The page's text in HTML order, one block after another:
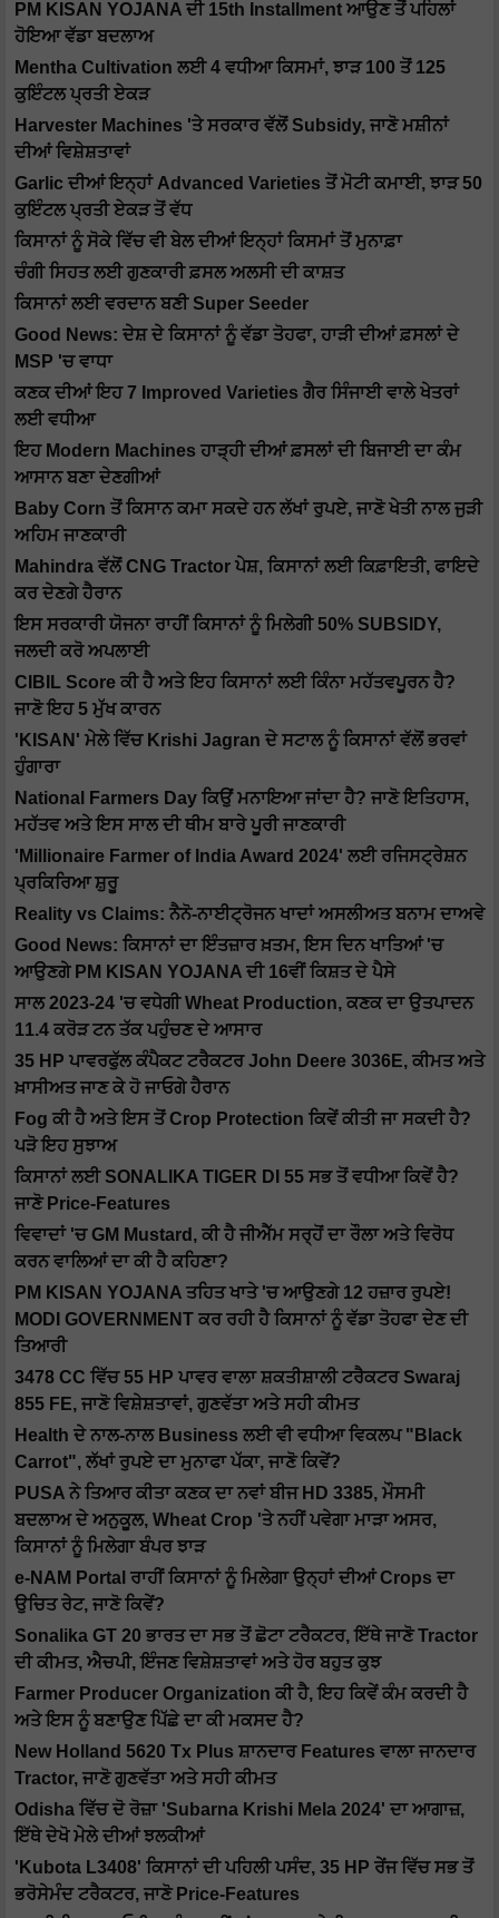
PM KISAN YOJANA ਦੀ 15th Installment ਆਉਣ ਤੋਂ ਪਹਿਲਾਂ
ਹੋਇਆ ਵੱਡਾ ਬਦਲਾਅ
Mentha Cultivation ਲਈ 4 ਵਧੀਆ ਕਿਸਮਾਂ, ਝਾੜ 100 ਤੋਂ 125
ਕੁਇੰਟਲ ਪ੍ਰਤੀ ਏਕੜ
Harvester Machines 'ਤੇ ਸਰਕਾਰ ਵੱਲੋਂ Subsidy, ਜਾਣੋ ਮਸ਼ੀਨਾਂ
ਦੀਆਂ ਵਿਸ਼ੇਸ਼ਤਾਵਾਂ
Garlic ਦੀਆਂ ਇਨ੍ਹਾਂ Advanced Varieties ਤੋਂ ਮੋਟੀ ਕਮਾਈ, ਝਾੜ 50
ਕੁਇੰਟਲ ਪ੍ਰਤੀ ਏਕੜ ਤੋਂ ਵੱਧ
ਕਿਸਾਨਾਂ ਨੂੰ ਸੋਕੇ ਵਿੱਚ ਵੀ ਬੇਲ ਦੀਆਂ ਇਨ੍ਹਾਂ ਕਿਸਮਾਂ ਤੋਂ ਮੁਨਾਫ਼ਾ
ਚੰਗੀ ਸਿਹਤ ਲਈ ਗੁਣਕਾਰੀ ਫ਼ਸਲ ਅਲਸੀ ਦੀ ਕਾਸ਼ਤ
ਕਿਸਾਨਾਂ ਲਈ ਵਰਦਾਨ ਬਣੀ Super Seeder
Good News: ਦੇਸ਼ ਦੇ ਕਿਸਾਨਾਂ ਨੂੰ ਵੱਡਾ ਤੋਹਫਾ, ਹਾੜੀ ਦੀਆਂ ਫ਼ਸਲਾਂ ਦੇ
MSP 'ਚ ਵਾਧਾ
ਕਣਕ ਦੀਆਂ ਇਹ 7 Improved Varieties ਗੈਰ ਸਿੰਜਾਈ ਵਾਲੇ ਖੇਤਰਾਂ
ਲਈ ਵਧੀਆ
ਇਹ Modern Machines ਹਾੜ੍ਹੀ ਦੀਆਂ ਫ਼ਸਲਾਂ ਦੀ ਬਿਜਾਈ ਦਾ ਕੰਮ
ਆਸਾਨ ਬਣਾ ਦੇਣਗੀਆਂ
Baby Corn ਤੋਂ ਕਿਸਾਨ ਕਮਾ ਸਕਦੇ ਹਨ ਲੱਖਾਂ ਰੁਪਏ, ਜਾਣੋ ਖੇਤੀ ਨਾਲ ਜੁੜੀ
ਅਹਿਮ ਜਾਣਕਾਰੀ
Mahindra ਵੱਲੋਂ CNG Tractor ਪੇਸ਼, ਕਿਸਾਨਾਂ ਲਈ ਕਿਫ਼ਾਇਤੀ, ਫਾਇਦੇ
ਕਰ ਦੇਣਗੇ ਹੈਰਾਨ
ਇਸ ਸਰਕਾਰੀ ਯੋਜਨਾ ਰਾਹੀਂ ਕਿਸਾਨਾਂ ਨੂੰ ਮਿਲੇਗੀ 50% SUBSIDY,
ਜਲਦੀ ਕਰੋ ਅਪਲਾਈ
CIBIL Score ਕੀ ਹੈ ਅਤੇ ਇਹ ਕਿਸਾਨਾਂ ਲਈ ਕਿੰਨਾ ਮਹੱਤਵਪੂਰਨ ਹੈ?
ਜਾਣੋ ਇਹ 5 ਮੁੱਖ ਕਾਰਨ
'KISAN' ਮੇਲੇ ਵਿੱਚ Krishi Jagran ਦੇ ਸਟਾਲ ਨੂੰ ਕਿਸਾਨਾਂ ਵੱਲੋਂ ਭਰਵਾਂ
ਹੁੰਗਾਰਾ
National Farmers Day ਕਿਉਂ ਮਨਾਇਆ ਜਾਂਦਾ ਹੈ? ਜਾਣੋ ਇਤਿਹਾਸ,
ਮਹੱਤਵ ਅਤੇ ਇਸ ਸਾਲ ਦੀ ਥੀਮ ਬਾਰੇ ਪੂਰੀ ਜਾਣਕਾਰੀ
'Millionaire Farmer of India Award 2024' ਲਈ ਰਜਿਸਟ੍ਰੇਸ਼ਨ
ਪ੍ਰਕਿਰਿਆ ਸ਼ੁਰੂ
Reality vs Claims: ਨੈਨੋ-ਨਾਈਟ੍ਰੋਜਨ ਖਾਦਾਂ ਅਸਲੀਅਤ ਬਨਾਮ ਦਾਅਵੇ
Good News: ਕਿਸਾਨਾਂ ਦਾ ਇੰਤਜ਼ਾਰ ਖ਼ਤਮ, ਇਸ ਦਿਨ ਖਾਤਿਆਂ 'ਚ
ਆਉਣਗੇ PM KISAN YOJANA ਦੀ 16ਵੀਂ ਕਿਸ਼ਤ ਦੇ ਪੈਸੇ
ਸਾਲ 2023-24 'ਚ ਵਧੇਗੀ Wheat Production, ਕਣਕ ਦਾ ਉਤਪਾਦਨ
11.4 ਕਰੋੜ ਟਨ ਤੱਕ ਪਹੁੰਚਣ ਦੇ ਆਸਾਰ
35 HP ਪਾਵਰਫੁੱਲ ਕੰਪੈਕਟ ਟਰੈਕਟਰ John Deere 3036E, ਕੀਮਤ ਅਤੇ
ਖ਼ਾਸੀਅਤ ਜਾਣ ਕੇ ਹੋ ਜਾਓਗੇ ਹੈਰਾਨ
Fog ਕੀ ਹੈ ਅਤੇ ਇਸ ਤੋਂ Crop Protection ਕਿਵੇਂ ਕੀਤੀ ਜਾ ਸਕਦੀ ਹੈ?
ਪੜੋ ਇਹ ਸੁਝਾਅ
ਕਿਸਾਨਾਂ ਲਈ SONALIKA TIGER DI 55 ਸਭ ਤੋਂ ਵਧੀਆ ਕਿਵੇਂ ਹੈ?
ਜਾਣੋ Price-Features
ਵਿਵਾਦਾਂ 'ਚ GM Mustard, ਕੀ ਹੈ ਜੀਐੱਮ ਸਰ੍ਹੋਂ ਦਾ ਰੌਲਾ ਅਤੇ ਵਿਰੋਧ
ਕਰਨ ਵਾਲਿਆਂ ਦਾ ਕੀ ਹੈ ਕਹਿਣਾ?
PM KISAN YOJANA ਤਹਿਤ ਖਾਤੇ 'ਚ ਆਉਣਗੇ 12 ਹਜ਼ਾਰ ਰੁਪਏ!
MODI GOVERNMENT ਕਰ ਰਹੀ ਹੈ ਕਿਸਾਨਾਂ ਨੂੰ ਵੱਡਾ ਤੋਹਫਾ ਦੇਣ ਦੀ
ਤਿਆਰੀ
3478 CC ਵਿੱਚ 55 HP ਪਾਵਰ ਵਾਲਾ ਸ਼ਕਤੀਸ਼ਾਲੀ ਟਰੈਕਟਰ Swaraj
855 FE, ਜਾਣੋ ਵਿਸ਼ੇਸ਼ਤਾਵਾਂ, ਗੁਣਵੱਤਾ ਅਤੇ ਸਹੀ ਕੀਮਤ
Health ਦੇ ਨਾਲ-ਨਾਲ Business ਲਈ ਵੀ ਵਧੀਆ ਵਿਕਲਪ "Black
Carrot", ਲੱਖਾਂ ਰੁਪਏ ਦਾ ਮੁਨਾਫਾ ਪੱਕਾ, ਜਾਣੋ ਕਿਵੇਂ?
PUSA ਨੇ ਤਿਆਰ ਕੀਤਾ ਕਣਕ ਦਾ ਨਵਾਂ ਬੀਜ HD 3385, ਮੌਸਮੀ
ਬਦਲਾਅ ਦੇ ਅਨੁਕੂਲ, Wheat Crop 'ਤੇ ਨਹੀਂ ਪਵੇਗਾ ਮਾੜਾ ਅਸਰ,
ਕਿਸਾਨਾਂ ਨੂੰ ਮਿਲੇਗਾ ਬੰਪਰ ਝਾੜ
e-NAM Portal ਰਾਹੀਂ ਕਿਸਾਨਾਂ ਨੂੰ ਮਿਲੇਗਾ ਉਨ੍ਹਾਂ ਦੀਆਂ Crops ਦਾ
ਉਚਿਤ ਰੇਟ, ਜਾਣੋ ਕਿਵੇਂ?
Sonalika GT 20 ਭਾਰਤ ਦਾ ਸਭ ਤੋਂ ਛੋਟਾ ਟਰੈਕਟਰ, ਇੱਥੇ ਜਾਣੋ Tractor
ਦੀ ਕੀਮਤ, ਐਚਪੀ, ਇੰਜਣ ਵਿਸ਼ੇਸ਼ਤਾਵਾਂ ਅਤੇ ਹੋਰ ਬਹੁਤ ਕੁਝ
Farmer Producer Organization ਕੀ ਹੈ, ਇਹ ਕਿਵੇਂ ਕੰਮ ਕਰਦੀ ਹੈ
ਅਤੇ ਇਸ ਨੂੰ ਬਣਾਉਣ ਪਿੱਛੇ ਦਾ ਕੀ ਮਕਸਦ ਹੈ?
New Holland 5620 Tx Plus ਸ਼ਾਨਦਾਰ Features ਵਾਲਾ ਜਾਨਦਾਰ
Tractor, ਜਾਣੋ ਗੁਣਵੱਤਾ ਅਤੇ ਸਹੀ ਕੀਮਤ
Odisha ਵਿੱਚ ਦੋ ਰੋਜ਼ਾ 'Subarna Krishi Mela 2024' ਦਾ ਆਗਾਜ਼,
ਇੱਥੇ ਦੇਖੋ ਮੇਲੇ ਦੀਆਂ ਝਲਕੀਆਂ
'Kubota L3408' ਕਿਸਾਨਾਂ ਦੀ ਪਹਿਲੀ ਪਸੰਦ, 35 HP ਰੇਂਜ ਵਿੱਚ ਸਭ ਤੋਂ
ਭਰੋਸੇਮੰਦ ਟਰੈਕਟਰ, ਜਾਣੋ Price-Features